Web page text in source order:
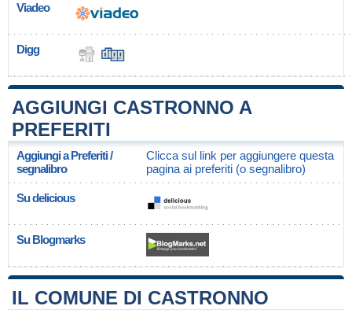
Viadeo
Digg
AGGIUNGI CASTRONNO A
PREFERITI
Aggiungi a Preferiti /
segnalibro
Clicca sul link per aggiungere questa
pagina ai preferiti (o segnalibro)
Su delicious
Su Blogmarks
IL COMUNE DI CASTRONNO